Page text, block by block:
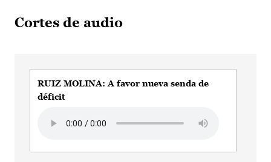
Cortes de audio
RUIZ MOLINA: A favor nueva senda de
déficit